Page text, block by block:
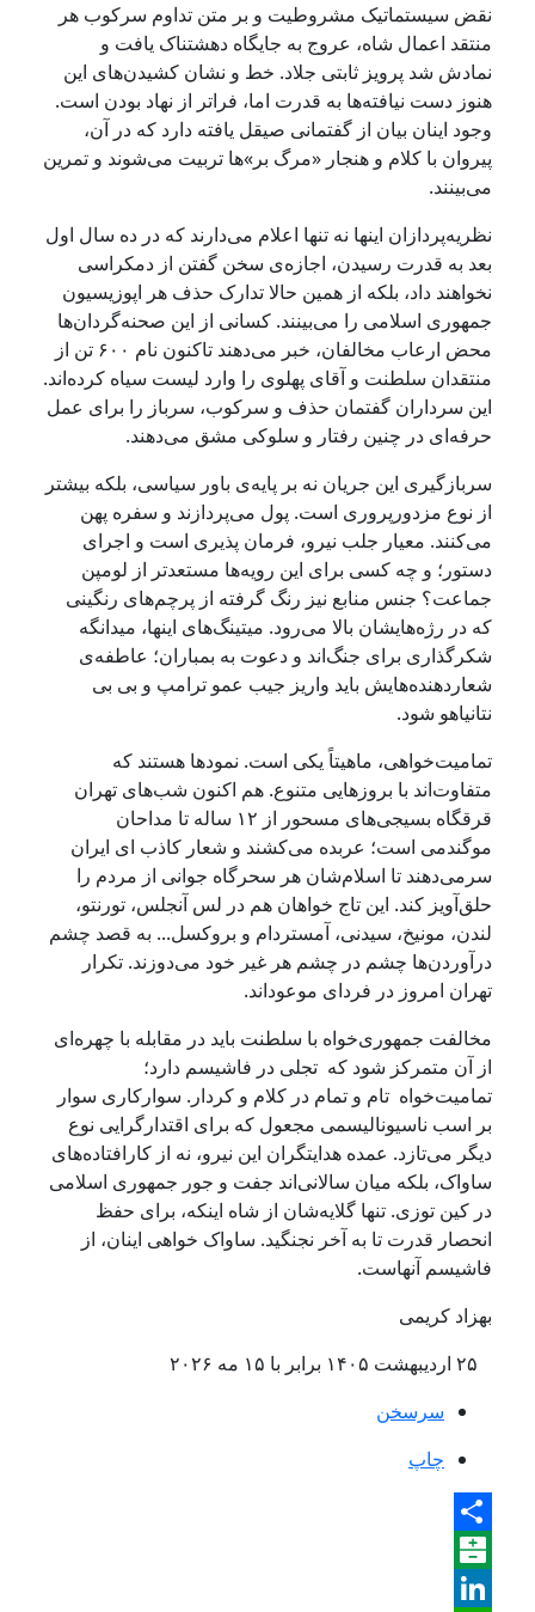
نقض سیستماتیک مشروطیت و بر متن تداوم سرکوب هر
منتقد اعمال شاه، عروج به جایگاه دهشتناک یافت و
نمادش شد پرویز ثابتی جلاد. خط و نشان‌ کشیدن‌های این
هنوز دست نیافته‌ها به قدرت اما، فراتر از نهاد بودن است.
وجود اینان بیان از گفتمانی صیقل یافته دارد که در آن،
پیروان با کلام و هنجار «مرگ بر»‌ها تربیت می‌شوند و تمرین
می‌بینند.
نظریه‌پردازان اینها نه تنها اعلام می‌دارند که در ده سال اول
بعد به قدرت رسیدن‌، اجازه‌ی سخن گفتن از دمکراسی
نخواهند داد، بلکه از همین حالا تدارک حذف هر اپوزیسیون
جمهوری اسلامی را می‌بینند. کسانی از این صحنه‌گردان‌ها
محض ارعاب مخالفان‌، خبر می‌دهند تاکنون نام ۶۰۰ تن از
منتقدان سلطنت و آقای پهلوی را وارد لیست سیاه کرده‌اند.
این سرداران گفتمان حذف و سرکوب، سرباز را برای عمل
حرفه‌ای‌ در چنین رفتار و سلوکی مشق می‌دهند.
سربازگیری این جریان نه بر پایه‌ی باور سیاسی، بلکه بیشتر
از نوع مزدورپروری است. پول می‌پردازند و سفره پهن
می‌کنند. معیار جلب نیرو، فرمان پذیری است و اجرای
دستور؛ و چه کسی برای این رویه‌ها مستعدتر از لومپن
جماعت‌؟ جنس منابع نیز رنگ گرفته از پرچم‌های رنگینی
که در رژه‌هایشان بالا می‌رود. میتینگ‌های اینها، میدانگه
شکرگذاری‌ برای جنگ‌اند و دعوت به بمباران‌؛ عاطفه‌ی
شعاردهنده‌هایش باید واریز جیب عمو ترامپ و بی بی
نتانیاهو شود.
تمامیت‌خواهی، ماهیتاً یکی است. نمودها هستند که
متفاوت‌اند با بروزهایی متنوع. هم اکنون شب‌های تهران
قرقگاه بسیجی‌های مسحور از ۱۲ ساله تا مداحان
موگندمی‌ است؛ عربده می‌کشند و شعار کاذب ای ایران
سرمی‌دهند تا اسلام‌شان هر سحرگاه جوانی از مردم را
حلق‌آویز کند. این تاج خواهان هم در لس آنجلس، تورنتو،
لندن، مونیخ، سیدنی، آمستردام و بروکسل... به قصد چشم
درآوردن‌ها چشم در چشم هر غیر خود می‌دوزند. تکرار
تهران امروز در فردای موعود‌اند.
مخالفت جمهوری‌خواه با سلطنت باید در مقابله با چهره‌ای‌
از آن متمرکز شود که تجلی در فاشیسم دارد؛
تمامیت‌خواه تام و تمام در کلام و کردار. سوارکاری سوار
بر اسب ناسیونالیسمی مجعول که برای اقتدارگرایی نوع
دیگر می‌تازد. عمده هدایتگران این نیرو، نه از کارافتاده‌ها‌ی
ساواک، بلکه میان سالانی‌اند جفت و جور جمهوری اسلامی
در کین توزی‌. تنها گلایه‌‌شان از شاه اینکه، برای حفظ
انحصار قدرت تا به آخر نجنگید. ساواک خواهی‌ اینان،‌‌ از
فاشیسم آنهاست.
بهزاد کریمی
سرسخن
چاپ
Share
Balatarin